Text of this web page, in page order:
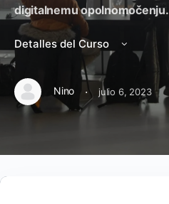
digitalnemu opolnomočenju.
Detalles del Curso
Nino · julio 6, 2023